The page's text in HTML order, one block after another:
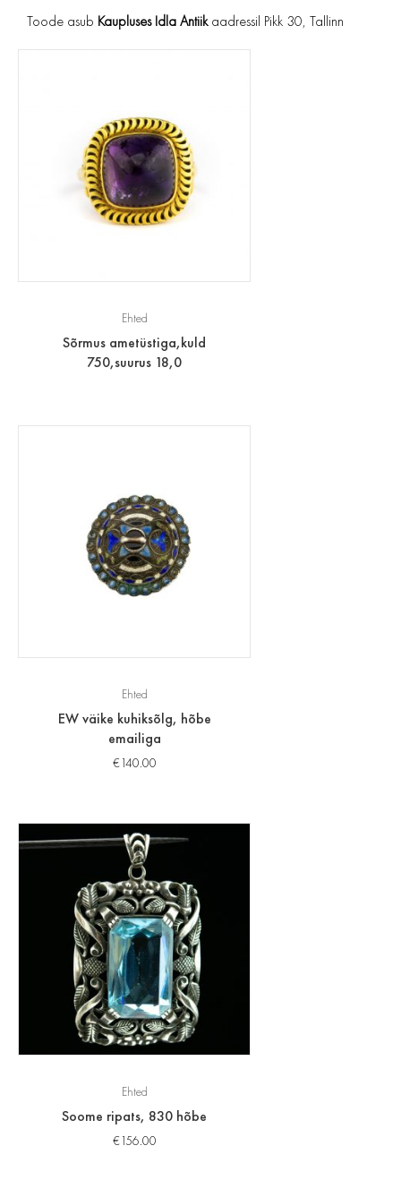
Toode asub Kaupluses Idla Antiikaadressil Pikk 30, Tallinn
Ehted
Sõrmus ametüstiga,kuld
750,suurus 18,0
Ehted
EW väike kuhiksõlg, hõbe
emailiga
€140.00
Ehted
Soome ripats, 830 hõbe
€156.00